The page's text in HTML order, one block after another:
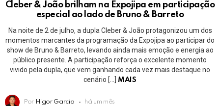
Cleber & João brilham na Expojipa em participação
especial ao lado de Bruno & Barreto
Na noite de 2 de julho, a dupla Cleber & João protagonizou um dos
momentos marcantes da programação da Expojipa ao participar do
show de Bruno & Barreto, levando ainda mais emoção e energia ao
público presente. A participação reforça o excelente momento
vivido pela dupla, que vem ganhando cada vez mais destaque no
cenário […]
MAIS
Por Higor Garcia há um mês